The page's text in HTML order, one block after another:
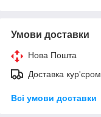
Умови доставки
Нова Пошта
Доставка кур'єром
Всі умови доставки